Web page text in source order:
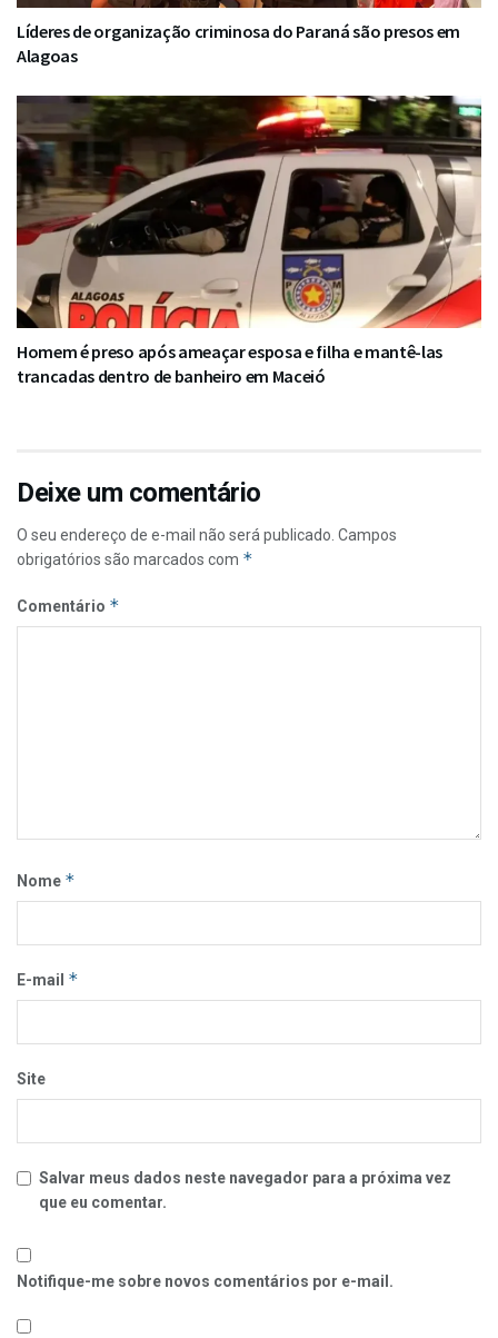
Líderes de organização criminosa do Paraná são presos em
Alagoas
Homem é preso após ameaçar esposa e filha e mantê-las
trancadas dentro de banheiro em Maceió
Deixe um comentário
O seu endereço de e-mail não será publicado. Campos
obrigatórios são marcados com *
Comentário *
Nome *
E-mail *
Site
Salvar meus dados neste navegador para a próxima vez
que eu comentar.
Notifique-me sobre novos comentários por e-mail.